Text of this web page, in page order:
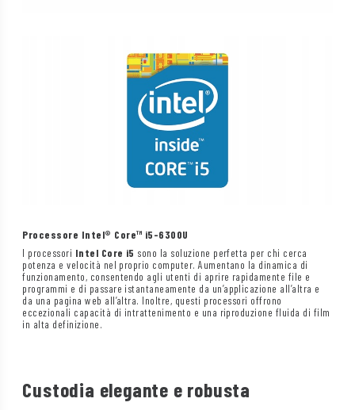
Processore Intel® Core™ i5-6300U
I processori Intel Core i5 sono la soluzione perfetta per chi cerca
potenza e velocità nel proprio computer. Aumentano la dinamica di
funzionamento, consentendo agli utenti di aprire rapidamente file e
programmi e di passare istantaneamente da un’applicazione all’altra e
da una pagina web all’altra. Inoltre, questi processori offrono
eccezionali capacità di intrattenimento e una riproduzione fluida di film
in alta definizione.
Custodia elegante e robusta